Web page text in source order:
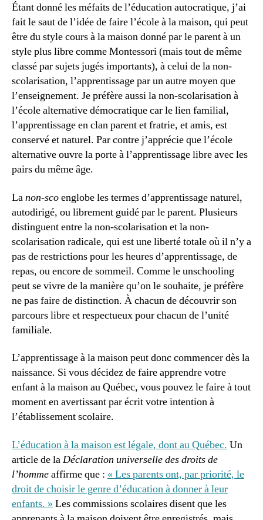
Étant donné les méfaits de l’éducation autocratique, j’ai
fait le saut de l’idée de faire l’école à la maison, qui peut
être du style cours à la maison donné par le parent à un
style plus libre comme Montessori (mais tout de même
classé par sujets jugés importants), à celui de la non-
scolarisation, l’apprentissage par un autre moyen que
l’enseignement. Je préfère aussi la non-scolarisation à
l’école alternative démocratique car le lien familial,
l’apprentissage en clan parent et fratrie, et amis, est
conservé et naturel. Par contre j’apprécie que l’école
alternative ouvre la porte à l’apprentissage libre avec les
pairs du même âge.
Lanon-scoenglobe les termes d’apprentissage naturel,
autodirigé, ou librement guidé par le parent. Plusieurs
distinguent entre la non-scolarisation et la non-
scolarisation radicale, qui est une liberté totale où il n’y a
pas de restrictions pour les heures d’apprentissage, de
repas, ou encore de sommeil. Comme le unschooling
peut se vivre de la manière qu’on le souhaite, je préfère
ne pas faire de distinction. À chacun de découvrir son
parcours libre et respectueux pour chacun de l’unité
familiale.
L’apprentissage à la maison peut donc commencer dès la
naissance. Si vous décidez de faire apprendre votre
enfant à la maison au Québec, vous pouvez le faire à tout
moment en avertissant par écrit votre intention à
l’établissement scolaire.
L’éducation à la maison est légale, dont au Québec. Un
article de laDéclaration universelle des droits de
l’hommeaffirme que : « Les parents ont, par priorité, le
droit de choisir le genre d’éducation à donner à leur
enfants. » Les commissions scolaires disent que les